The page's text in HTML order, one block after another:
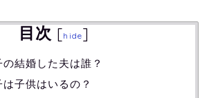
目次 [hide]
結婚した夫は誰？
子供はいるの？